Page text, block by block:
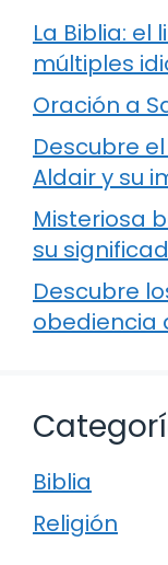
La Biblia:
múltiples
Oración a
Descubre
Aldair y su
Misteriosa
su
Descubre
obediencia
Biblia
Religión